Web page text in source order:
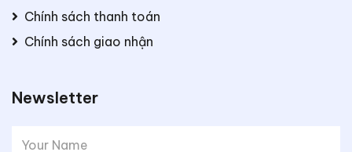
Chính sách thanh toán
Chính sách giao nhận
Newsletter